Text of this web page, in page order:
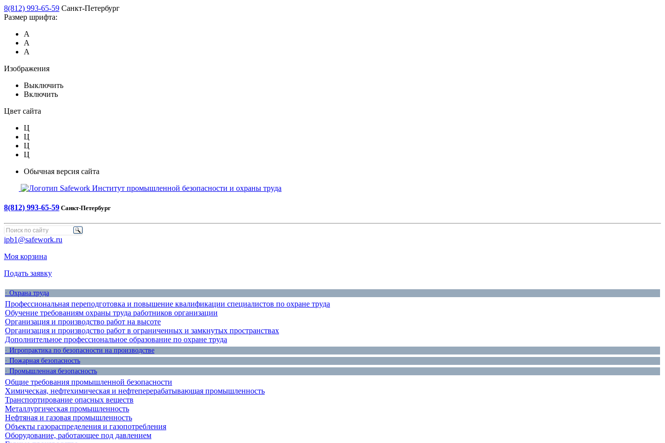
8(812) 993-65-59 Санкт-Петербург
Размер шрифта:
А
А
А
Изображения
Выключить
Включить
Цвет сайта
Ц
Ц
Ц
Ц
Обычная версия сайта
Safework Институт промышленной безопасности и охраны труда
8(812) 993-65-59 Санкт-Петербург
ipb1@safework.ru
Моя корзина
Подать заявку
· Охрана труда
Профессиональная переподготовка и повышение квалификации специалистов по охране труда
Обучение требованиям охраны труда работников организации
Организация и производство работ на высоте
Организация и производство работ в ограниченных и замкнутых пространствах
Дополнительное профессиональное образование по охране труда
· Игропрактика по безопасности на производстве
· Пожарная безопасность
· Промышленная безопасность
Общие требования промышленной безопасности
Химическая, нефтехимическая и нефтеперерабатывающая промышленность
Транспортирование опасных веществ
Металлургическая промышленность
Нефтяная и газовая промышленность
Объекты газораспределения и газопотребления
Оборудование, работающее под давлением